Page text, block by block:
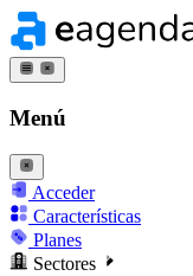
Menú
Acceder
Características
Planes
Sectores